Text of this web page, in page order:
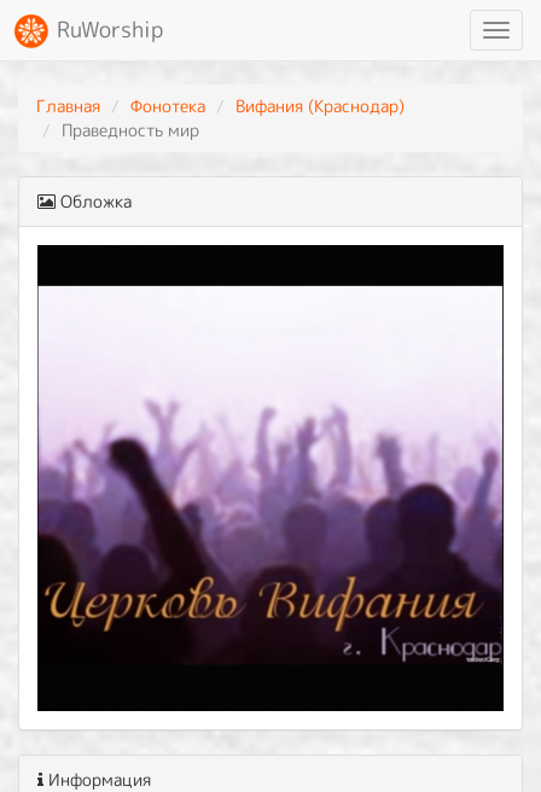
RuWorship
Главная Фонотека
Вифания (Краснодар)
Праведность мир
Обложка
Информация